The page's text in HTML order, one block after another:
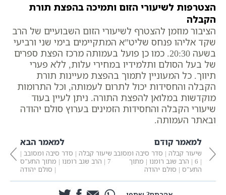
הצטרפות לשיעורי הזום ותמיכה בהפצת תורת
הקבלה
הציבור מוזמן להצטרף לשיעורי הזום השבועיים של הרב
שקד אליהו פנחס שליט”א המתקיימים בימי שני ורביעי
בשעה 20:30. כמו כן פועל בעמותה מרכז הפצת ספרים
של בעל הסולם ותלמידיו במחירי עלות, ללא פערי
תיווך. כל המעוניין לתמוך בהפצת מעיינות תורת
הקבלה והחסידות יכול לתרום לעמותה, וכל התרומות
מוקדשות במלואן להפצת התורה. ניתן לעיין בעוד
שיעורי הקבלה והחסידות הזמינים בערוץ סולם יהודה
ובאתר העמותה.
למאמר קודם
שיעור קבלה | סדר סיבה ומסובב
| 6 | הרב שגב רומנו | מתוך
התע”ס | סולם יהודה
למאמר הבא
שיעור קבלה | סדר סיבה ומסובב |
7 | הרב שגב רומנו | מתוך התע”ס
| סולם יהודה